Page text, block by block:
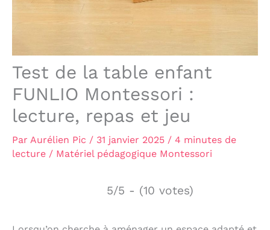
Test de la table enfant
FUNLIO Montessori :
lecture, repas et jeu
Par Aurélien Pic / 31 janvier 2025 / 4 minutes de
lecture / Matériel pédagogique Montessori
5/5 - (10 votes)